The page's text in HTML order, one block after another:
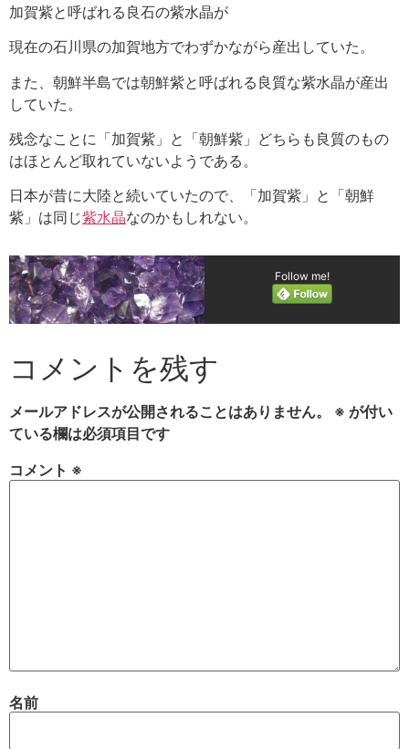
加賀紫と呼ばれる良石の紫水晶が
現在の石川県の加賀地方でわずかながら産出していた。
また、朝鮮半島では朝鮮紫と呼ばれる良質な紫水晶が産出
していた。
残念なことに「加賀紫」と「朝鮮紫」どちらも良質のもの
はほとんど取れていないようである。
日本が昔に大陸と続いていたので、「加賀紫」と「朝鮮
紫」は同じ紫水晶なのかもしれない。
Follow me!
コメントを残す
メールアドレスが公開されることはありません。 ※ が付い
ている欄は必須項目です
コメント ※
名前